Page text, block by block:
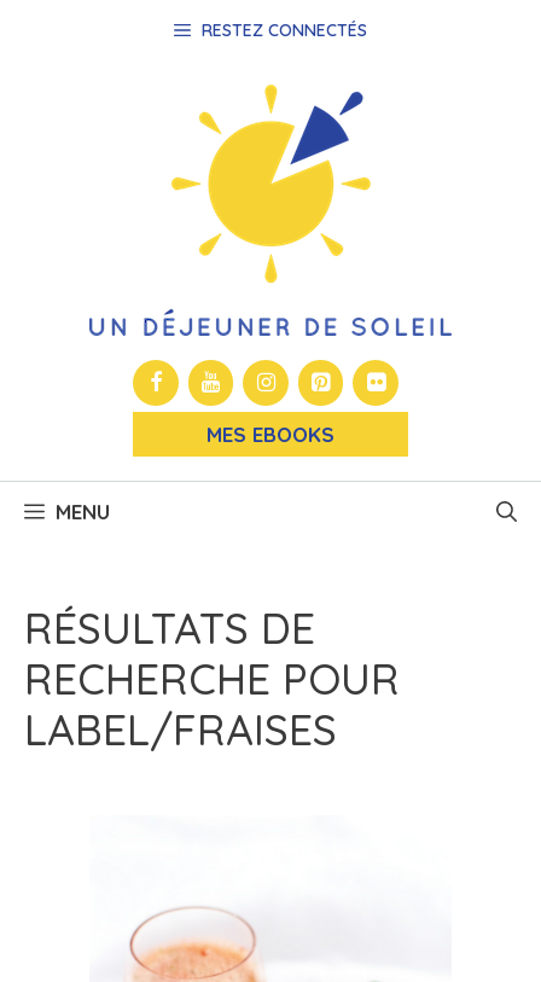
RESTEZ CONNECTÉS
MES EBOOKS
MENU
RÉSULTATS DE
RECHERCHE POUR
LABEL/FRAISES